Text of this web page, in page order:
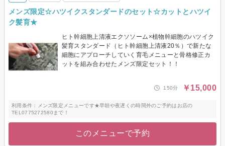
メンズ限定☆ハツイクスタンダードのセット☆カットとハツイ
ク髪育★
ヒト幹細胞上清液エクソソーム×植物幹細胞のハツイク
髪育スタンダード（ヒト幹細胞上清液20％）で新たな
細胞にアプローチしていく育毛メニューと骨格修正カ
ットを組み合わせたメンズ限定セット！！
150分 ￥15,000
利用条件：メンズ限定メニューです★早朝や夜遅くの時間外のご予約はお店の
TEL0775272580まで！
このメニューで予約